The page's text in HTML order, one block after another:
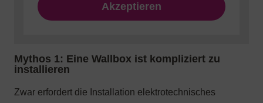
Akzeptieren